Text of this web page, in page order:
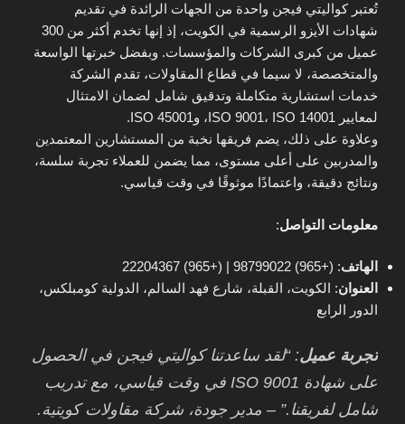
تُعتبر كواليتي فيجن واحدة من الجهات الرائدة في تقديم
شهادات الأيزو الرسمية في الكويت، إذ إنها تخدم أكثر من 300
عميل من كبرى الشركات والمؤسسات. وبفضل خبرتها الواسعة
والمتخصصة، لا سيما في قطاع المقاولات، تقدم الشركة
خدمات استشارية متكاملة وتدقيق شامل لضمان الامتثال
لمعايير ISO 9001، ISO 14001، وISO 45001.
وعلاوة على ذلك، يضم فريقها نخبة من المستشارين المعتمدين
والمدربين على أعلى مستوى، مما يضمن للعملاء تجربة سلسة،
ونتائج دقيقة، واعتمادًا موثوقًا في وقت قياسي.
معلومات التواصل:
الهاتف: (+965) 98799022 | (+965) 22204367
العنوان: الكويت، القبلة، شارع فهد السالم، الدولية كومبلكس،
الدور الرابع
تجربة عميل: “لقد ساعدتنا كواليتي فيجن في الحصول
على شهادة ISO 9001 في وقت قياسي، مع تدريب
شامل لفريقنا.” – مدير جودة، شركة مقاولات كويتية.